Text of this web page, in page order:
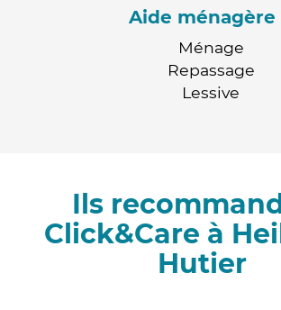
Aide ménagère
Ménage
Repassage
Lessive
Ils
Click&Care à
Hutier